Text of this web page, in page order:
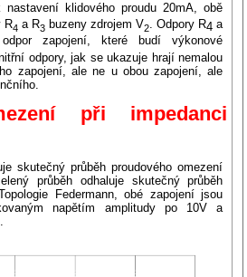
klidového proudu 20mA, obě
R4 a R3buzeny zdrojem V2 . Odpory R4 a
zapojení, které budí výkonové
odpory, jak se ukazuje hrají nemalou
zapojení, ale ne u obou zapojení, ale
při impedanci
skutečný průběh proudového omezení
průběh odhaluje skutečný průběh
Federmann, obé zapojení jsou
napětím amplitudy po 10V a